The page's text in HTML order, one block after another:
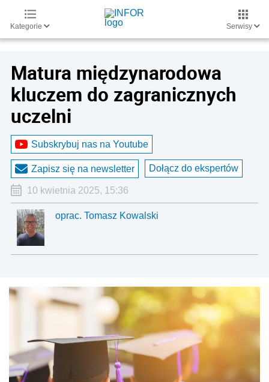
Kategorie Serwisy
Matura międzynarodowa
kluczem do zagranicznych
uczelni
Subskrybuj nas na Youtube
Zapisz się na newsletter Dołącz do ekspertów
10 kwietnia 2025, 15:36
oprac. Tomasz Kowalski